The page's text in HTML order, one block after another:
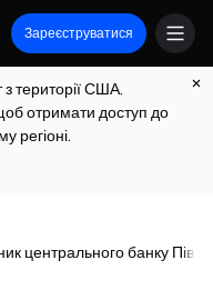
Зареєструватися
території США.
отримати доступ до
регіоні.
центрального банку